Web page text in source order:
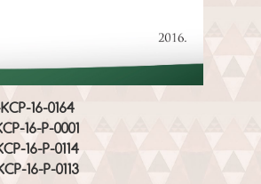
16-0164
16-P-0001
16-P-0114
16-P-0113